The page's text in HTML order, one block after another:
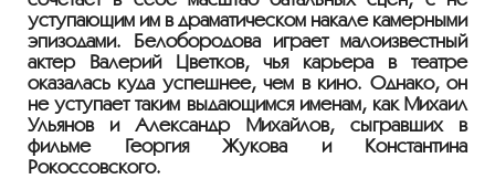
уступающим им в драматическом накале камерными
эпизодами. Белобородова играет малоизвестный
актер Валерий Цветков, чья карьера в театре
оказалась куда успешнее, чем в кино. Однако, он
не уступает таким выдающимся именам, как Михаил
Ульянов и Александр Михайлов, сыгравших в
фильме Георгия Жукова и Константина
Рокоссовского.